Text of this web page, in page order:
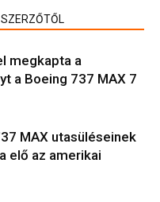
megkapta a
a Boeing 737 MAX 7
MAX utasüléseinek
elő az amerikai